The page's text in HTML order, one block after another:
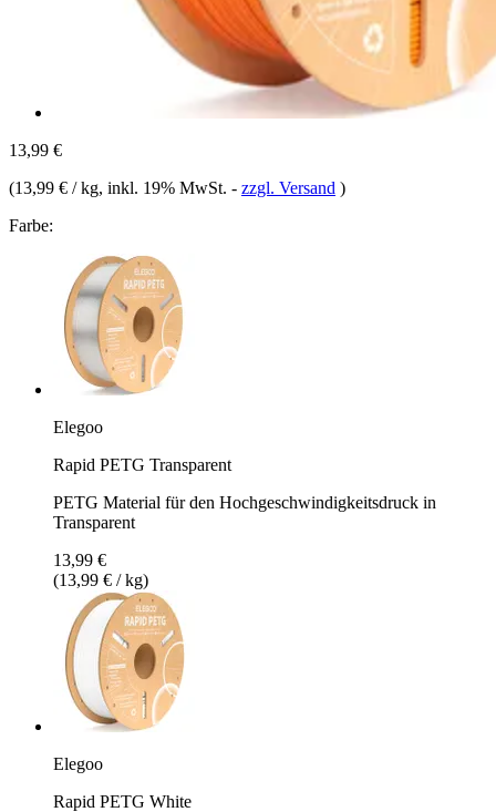
13,99 €
(13,99 € / kg, inkl. 19% MwSt. - zzgl. Versand )
Farbe:
Elegoo
Rapid PETG Transparent
PETG Material für den Hochgeschwindigkeitsdruck in
Transparent
13,99 €
(13,99 € / kg)
Elegoo
Rapid PETG White